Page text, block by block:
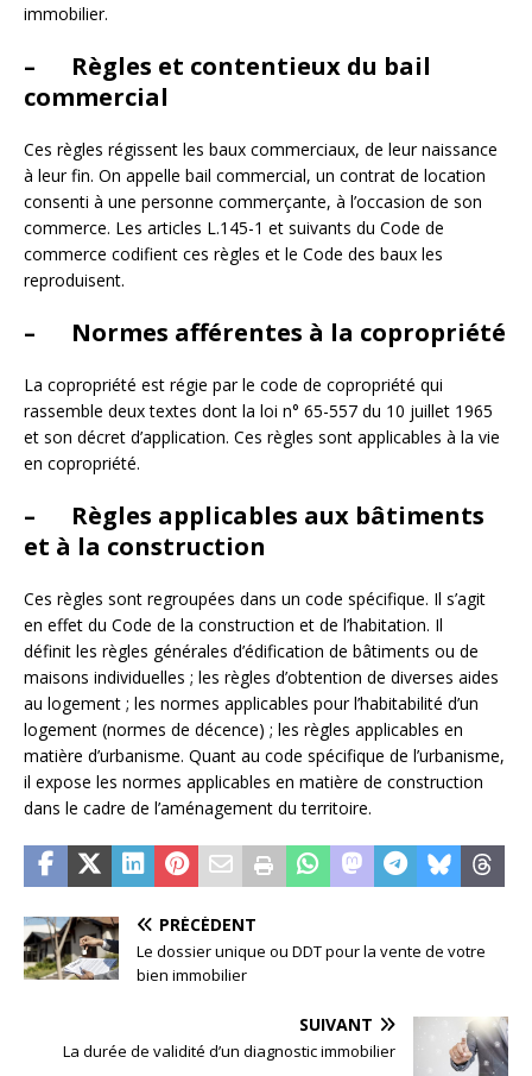
immobilier.
– Règles et contentieux du bail
commercial
Ces règles régissent les baux commerciaux, de leur naissance
à leur fin. On appelle bail commercial, un contrat de location
consenti à une personne commerçante, à l’occasion de son
commerce. Les articles L.145-1 et suivants du Code de
commerce codifient ces règles et le Code des baux les
reproduisent.
– Normes afférentes à la copropriété
La copropriété est régie par le code de copropriété qui
rassemble deux textes dont la loi n° 65-557 du 10 juillet 1965
et son décret d’application. Ces règles sont applicables à la vie
en copropriété.
– Règles applicables aux bâtiments
et à la construction
Ces règles sont regroupées dans un code spécifique. Il s’agit
en effet du Code de la construction et de l’habitation. Il
définit les règles générales d’édification de bâtiments ou de
maisons individuelles ; les règles d’obtention de diverses aides
au logement ; les normes applicables pour l’habitabilité d’un
logement (normes de décence) ; les règles applicables en
matière d’urbanisme. Quant au code spécifique de l’urbanisme,
il expose les normes applicables en matière de construction
dans le cadre de l’aménagement du territoire.
PRÉCÉDENT
Le dossier unique ou DDT pour la vente de votre
bien immobilier
SUIVANT
La durée de validité d’un diagnostic immobilier